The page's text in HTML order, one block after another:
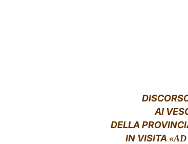
AI
DELLA
IN VISITA